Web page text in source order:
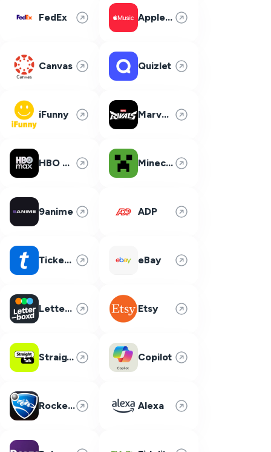
FedEx Apple Music
Canvas Quizlet
iFunny Marvel Rivals
HBO Max Minecraft
9anime ADP
Ticketmaster eBay
Letterboxd Etsy
Straight Talk Copilot
Rocket League Alexa